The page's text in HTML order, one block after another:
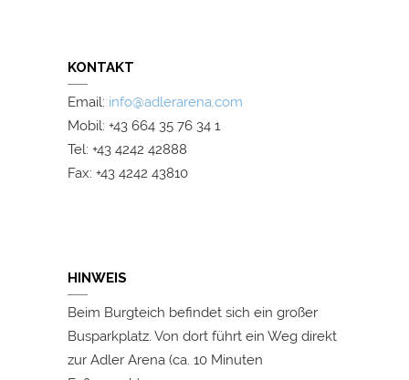
KONTAKT
Email: info@adlerarena.com
Mobil: +43 664 35 76 34 1
Tel: +43 4242 42888
Fax: +43 4242 43810
HINWEIS
Beim Burgteich befindet sich ein großer
Busparkplatz. Von dort führt ein Weg direkt
zur Adler Arena (ca. 10 Minuten